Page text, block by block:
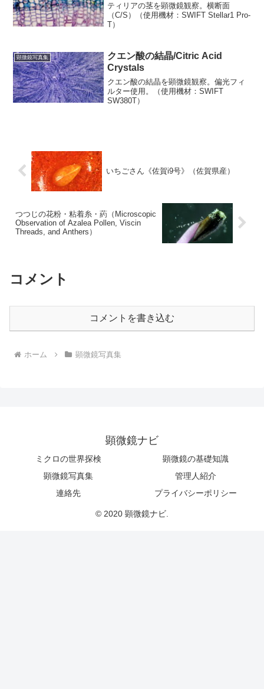
ティリアの茎を顕微鏡観察。横断面
（C/S）（使用機材：SWIFT Stellar1 Pro-
T）
顕微鏡写真集
クエン酸の結晶/Citric Acid
Crystals
クエン酸の結晶を顕微鏡観察。偏光フィ
ルター使用。（使用機材：SWIFT
SW380T）
いちごさん《佐賀i9号》（佐賀県産）
つつじの花粉・粘着糸・葯（Microscopic
Observation of Azalea Pollen, Viscin
Threads, and Anthers）
コメント
コメントを書き込む
ホーム 顕微鏡写真集
顕微鏡ナビ
ミクロの世界探検
顕微鏡の基礎知識
顕微鏡写真集
管理人紹介
連絡先
プライバシーポリシー
© 2020 顕微鏡ナビ.